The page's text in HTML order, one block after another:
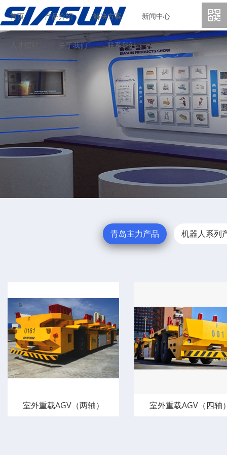
首页 产品介绍 解决方案 新闻中心
关于我们 联系我们 CN \ EN
青岛主力产品 机器人系列
室外重载AGV（两轴） 室外重载AGV（四轴